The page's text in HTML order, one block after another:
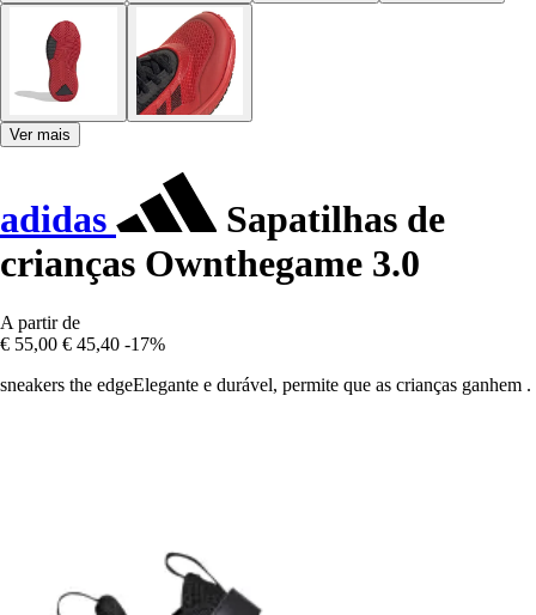
Ver mais
adidas
Sapatilhas de
crianças Ownthegame 3.0
A partir de
€ 55,00 € 45,40 -17%
sneakers the edgeElegante e durável, permite que as crianças ganhem .